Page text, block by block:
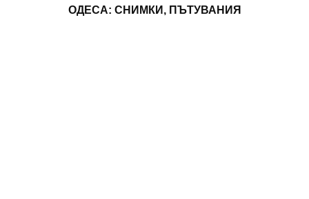
ОДЕСА: СНИМКИ, ПЪТУВАНИЯ